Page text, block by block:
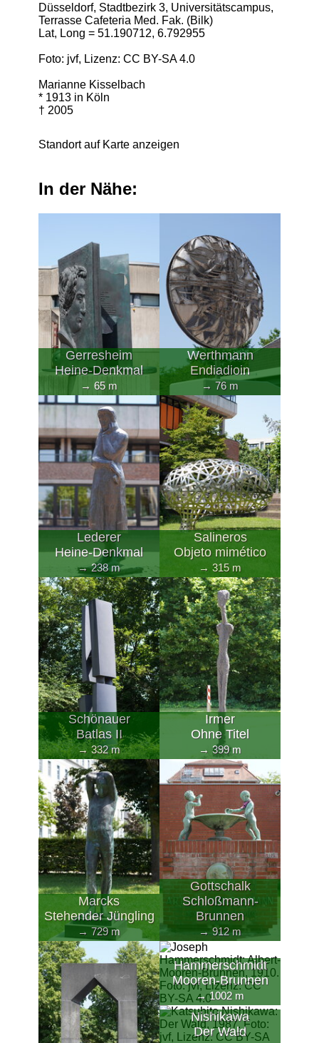
Düsseldorf, Stadtbezirk 3, Universitätscampus,
Terrasse Cafeteria Med. Fak. (Bilk)
Lat, Long = 51.190712, 6.792955
Foto: jvf, Lizenz: CC BY-SA 4.0
Marianne Kisselbach
* 1913 in Köln
† 2005
Standort auf Karte anzeigen
In der Nähe:
Gerresheim
Heine-Denkmal
→ 65 m
Werthmann
Endiadioin
→ 76 m
Lederer
Heine-Denkmal
→ 238 m
Salineros
Objeto mimético
→ 315 m
Schönauer
Batlas II
→ 332 m
Irmer
Ohne Titel
→ 399 m
Marcks
Stehender Jüngling
→ 729 m
Gottschalk
Schloßmann-
Brunnen
→ 912 m
Hammerschmidt
Mooren-Brunnen
→ 1002 m
Nishikawa
Der Wald